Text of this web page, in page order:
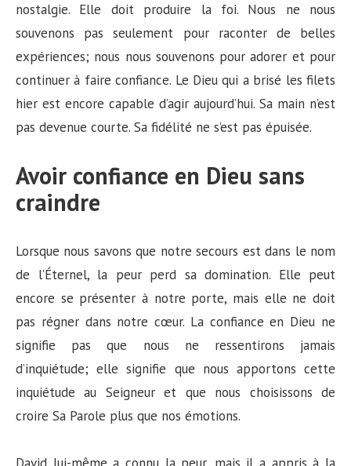
nostalgie. Elle doit produire la foi. Nous ne nous
souvenons pas seulement pour raconter de belles
expériences; nous nous souvenons pour adorer et pour
continuer à faire confiance. Le Dieu qui a brisé les filets
hier est encore capable d’agir aujourd’hui. Sa main n’est
pas devenue courte. Sa fidélité ne s’est pas épuisée.
Avoir confiance en Dieu sans
craindre
Lorsque nous savons que notre secours est dans le nom
de l’Éternel, la peur perd sa domination. Elle peut
encore se présenter à notre porte, mais elle ne doit
pas régner dans notre cœur. La confiance en Dieu ne
signifie pas que nous ne ressentirons jamais
d’inquiétude; elle signifie que nous apportons cette
inquiétude au Seigneur et que nous choisissons de
croire Sa Parole plus que nos émotions.